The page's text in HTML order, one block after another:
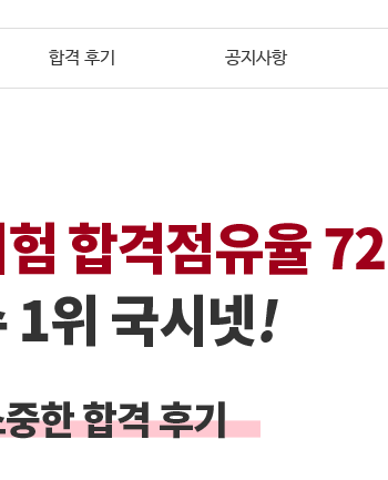
합격 후기 공지사항